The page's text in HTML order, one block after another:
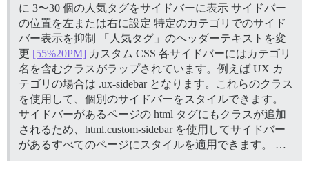
に 3〜30 個の人気タグをサイドバーに表示 サイドバー
の位置を左または右に設定 特定のカテゴリでのサイド
バー表示を抑制 「人気タグ」のヘッダーテキストを変
更 [55%20PM] カスタム CSS 各サイドバーにはカテゴリ
名を含むクラスがラップされています。例えば UX カ
テゴリの場合は .ux-sidebar となります。これらのクラス
を使用して、個別のサイドバーをスタイルできます。
サイドバーがあるページの html タグにもクラスが追加
されるため、html.custom-sidebar を使用してサイドバー
があるすべてのページにスタイルを適用できます。 …